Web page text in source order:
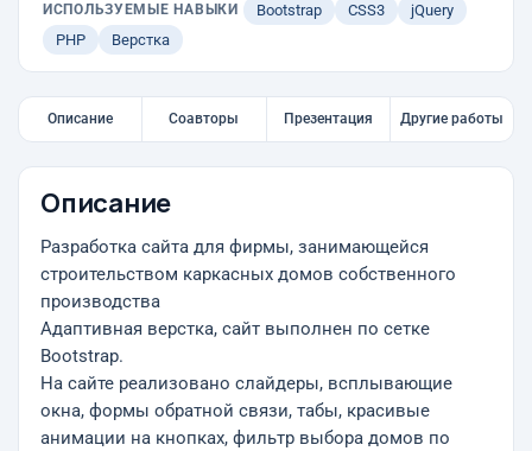
ИСПОЛЬЗУЕМЫЕ НАВЫКИ Bootstrap CSS3
jQuery
PHP
Верстка
Описание Соавторы Презентация Другие работы
Описание
Разработка сайта для фирмы, занимающейся
строительством каркасных домов собственного
производства
Адаптивная верстка, сайт выполнен по сетке
Bootstrap.
На сайте реализовано слайдеры, всплывающие
окна, формы обратной связи, табы, красивые
анимации на кнопках, фильтр выбора домов по